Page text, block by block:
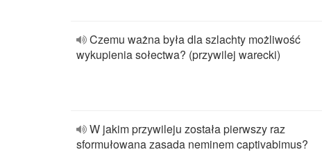
Czemu ważna była dla szlachty możliwość
wykupienia sołectwa? (przywilej warecki)
W jakim przywileju została pierwszy raz
sformułowana zasada neminem captivabimus?